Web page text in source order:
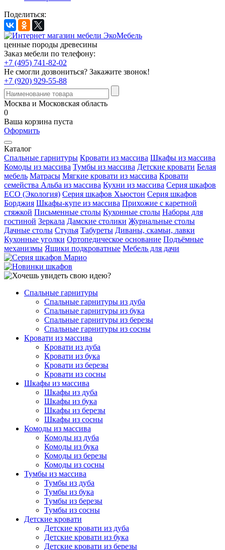
Поделиться:
ценные породы древесины
Заказ мебели по телефону:
+7 (495) 741-82-02
Не смогли дозвониться? Закажите звонок!
+7 (920) 929-55-88
Москва и Московская область
0
Ваша корзина пуста
Оформить
Каталог
Спальные гарнитуры Кровати из массива Шкафы из массива
Комоды из массива Тумбы из массива Детские кровати Белая
мебель Матрасы Мягкие кровати из массива Кровати
семейства Альба из массива Кухни из массива Серия шкафов
ECO (Экология) Серия шкафов Хьюстон Серия шкафов
Борджия Шкафы-купе из массива Прихожие с каретной
стяжкой Письменные столы Кухонные столы Наборы для
гостиной Зеркала Дамские столики Журнальные столы
Дачные столы Стулья Табуреты Диваны, скамьи, лавки
Кухонные уголки Ортопедическое основание Подъёмные
механизмы Ящики подкроватные Мебель для дачи
Спальные гарнитуры
Спальные гарнитуры из дуба
Спальные гарнитуры из бука
Спальные гарнитуры из березы
Спальные гарнитуры из сосны
Кровати из массива
Кровати из дуба
Кровати из бука
Кровати из березы
Кровати из сосны
Шкафы из массива
Шкафы из дуба
Шкафы из бука
Шкафы из березы
Шкафы из сосны
Комоды из массива
Комоды из дуба
Комоды из бука
Комоды из березы
Комоды из сосны
Тумбы из массива
Тумбы из дуба
Тумбы из бука
Тумбы из березы
Тумбы из сосны
Детские кровати
Детские кровати из дуба
Детские кровати из бука
Детские кровати из березы